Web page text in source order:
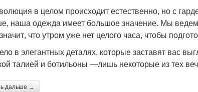
в целом происходит естественно, но с
наша одежда имеет большое значение. Мы
что утром уже нет целого часа, чтобы
в элегантных деталях, которые заставят вас
талией и ботильоны —лишь некоторые из тех
дальше →